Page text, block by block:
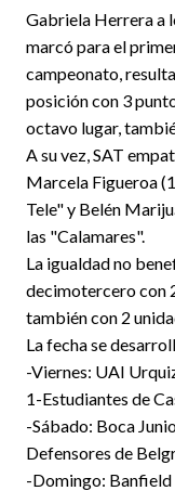
Gabriela Herrera a
marcó para el
campeonato,
posición con 3
octavo lugar,
A su vez, SAT
Marcela Figueroa
Tele" y Belén
las "Calamares".
La igualdad no
decimotercero con
también con 2
La fecha se
-Viernes: UAI
1-Estudiantes de
-Sábado: Boca
Defensores de
-Domingo: Banfield